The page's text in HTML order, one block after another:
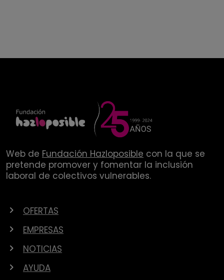
Web de Fundación Hazloposible con la que se
pretende promover y fomentar la inclusión
laboral de colectivos vulnerables.
OFERTAS
EMPRESAS
NOTICIAS
AYUDA